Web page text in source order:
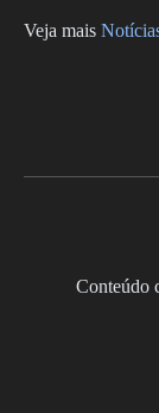
Veja mais
Conteúdo